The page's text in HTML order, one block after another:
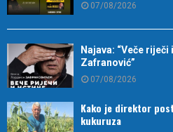
07/08/2026
Najava: “Veče
Zafranović”
07/08/2026
Kako je direktor
kukuruza